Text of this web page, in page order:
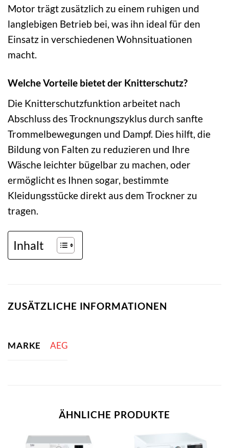
Motor trägt zusätzlich zu einem ruhigen und
langlebigen Betrieb bei, was ihn ideal für den
Einsatz in verschiedenen Wohnsituationen
macht.
Welche Vorteile bietet der Knitterschutz?
Die Knitterschutzfunktion arbeitet nach
Abschluss des Trocknungszyklus durch sanfte
Trommelbewegungen und Dampf. Dies hilft, die
Bildung von Falten zu reduzieren und Ihre
Wäsche leichter bügelbar zu machen, oder
ermöglicht es Ihnen sogar, bestimmte
Kleidungsstücke direkt aus dem Trockner zu
tragen.
Inhalt
ZUSÄTZLICHE INFORMATIONEN
MARKE AEG
ÄHNLICHE PRODUKTE